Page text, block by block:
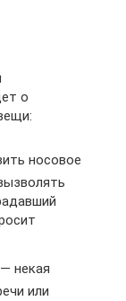
о
носовое
некая
или